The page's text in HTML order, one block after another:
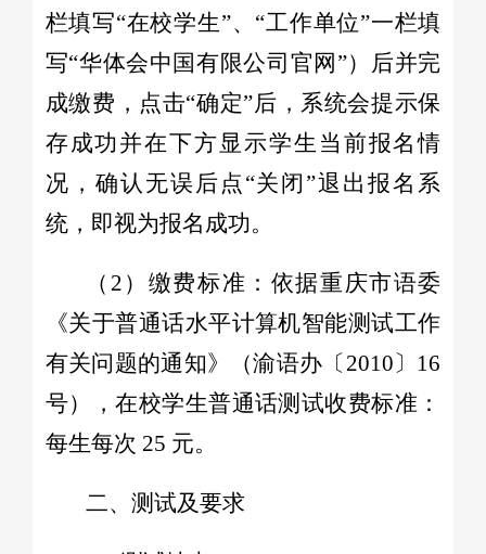
栏填写“在校学生”、“工作单位”一栏填
写“华体会中国有限公司官网”）后并完
成缴费，点击“确定”后，系统会提示保
存成功并在下方显示学生当前报名情
况，确认无误后点“关闭”退出报名系
统，即视为报名成功。
（2）缴费标准：依据重庆市语委
《关于普通话水平计算机智能测试工作
有关问题的通知》（渝语办〔2010〕16
号），在校学生普通话测试收费标准：
每生每次 25 元。
二、测试及要求